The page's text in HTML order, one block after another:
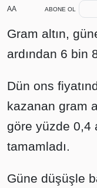
AA ABONE OL
Gram altın,
ardından 6 bin
Dün ons
kazanan gram
göre yüzde 0,4
tamamladı.
Güne düşüşle